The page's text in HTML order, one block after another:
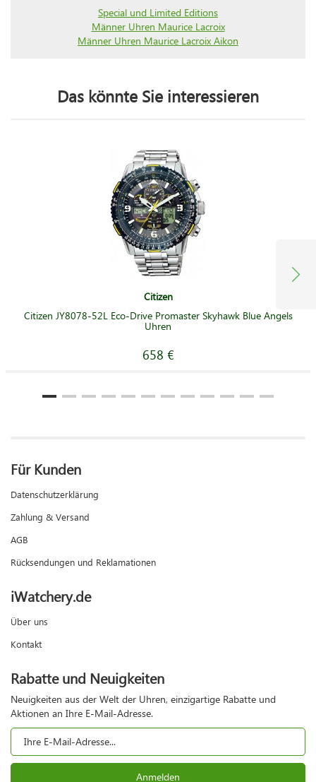
Special und Limited Editions
Männer Uhren Maurice Lacroix
Männer Uhren Maurice Lacroix Aikon
Das könnte Sie interessieren
Citizen
Citizen JY8078-52L Eco-Drive Promaster Skyhawk Blue Angels
Uhren
658 €
Für Kunden
Datenschutzerklärung
Zahlung & Versand
AGB
Rücksendungen und Reklamationen
iWatchery.de
Über uns
Kontakt
Rabatte und Neuigkeiten
Neuigkeiten aus der Welt der Uhren, einzigartige Rabatte und
Aktionen an Ihre E-Mail-Adresse.
Anmelden